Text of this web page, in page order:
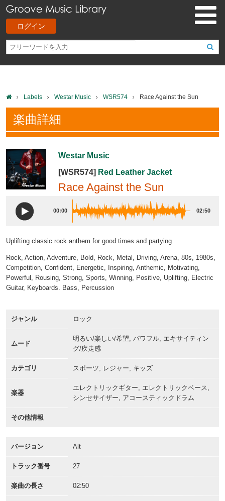
ログイン
Labels Westar Music WSR574 Race Against the Sun
楽曲詳細
Westar Music
[WSR574] Red Leather Jacket
Race Against the Sun
00:00 02:50
Uplifting classic rock anthem for good times and partying
Rock, Action, Adventure, Bold, Rock, Metal, Driving, Arena, 80s, 1980s,
Competition, Confident, Energetic, Inspiring, Anthemic, Motivating,
Powerful, Rousing, Strong, Sports, Winning, Positive, Uplifting, Electric
Guitar, Keyboards. Bass, Percussion
ジャンル ロック
ムード
明るい/楽しい/希望, パワフル, エキサイティン
グ/疾走感
カテゴリ スポーツ, レジャー, キッズ
楽器
エレクトリックギター, エレクトリックベース,
シンセサイザー, アコースティックドラム
その他情報
バージョン Alt
トラック番号 27
楽曲の長さ 02:50